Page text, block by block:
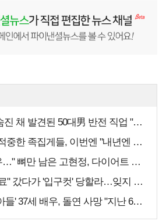
발견된 50대男 반전 직업 "얼마 전…"
한 족집게들, 이번엔 "내년엔 더욱…"
뼈만 남은 고현정, 다이어트 아니라
다가 '입구컷' 당할라…잊지 말아야 할 것
37세 배우, 돌연 사망 "지난 6월에도…"